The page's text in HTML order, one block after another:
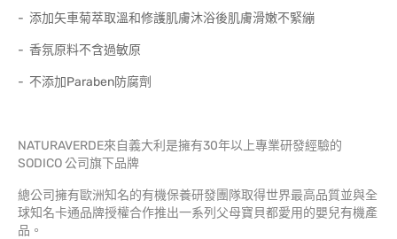
- 添加矢車菊萃取溫和修護肌膚沐浴後肌膚滑嫩不緊繃
- 香氛原料不含過敏原
- 不添加Paraben防腐劑
NATURAVERDE來自義大利是擁有30年以上專業研發經驗的
SODICO 公司旗下品牌
總公司擁有歐洲知名的有機保養研發團隊取得世界最高品質並與全
球知名卡通品牌授權合作推出一系列父母寶貝都愛用的嬰兒有機產
品。